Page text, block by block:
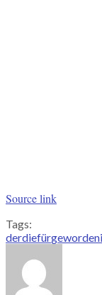
Source link
Tags:
derdiefürgeworden